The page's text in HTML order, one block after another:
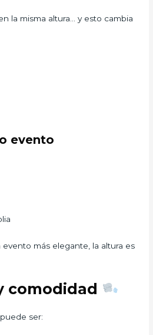
la misma altura… y esto cambia
evento
más elegante, la altura es
comodidad
ser: